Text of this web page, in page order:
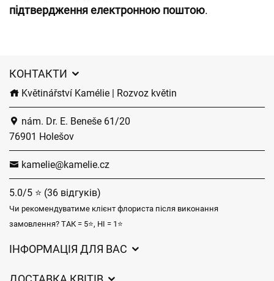
підтвердження електронною поштою.
КОНТАКТИ
Květinářství Kamélie | Rozvoz květin
nám. Dr. E. Beneše 61/20
76901 Holešov
kamelie@kamelie.cz
5.0/5 ⭐ (36 відгуків)
Чи рекомендуватиме клієнт флориста після виконання
замовлення? ТАК = 5⭐, НІ = 1⭐
ІНФОРМАЦІЯ ДЛЯ ВАС